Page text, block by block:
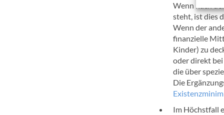
Wenn nach
steht, ist dies
Wenn der
finanzielle
Kinder) zu
oder direkt
die über
Die
Im Höchstfall